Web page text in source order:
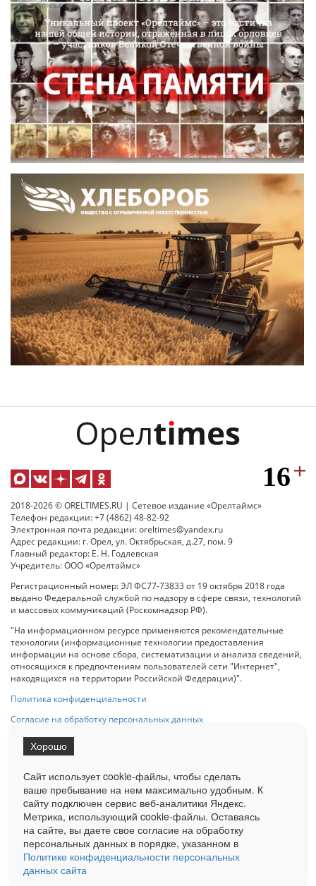
2018-2026 © ORELTIMES.RU | Сетевое издание «Орелтаймс»
Телефон редакции: +7 (4862) 48-82-92
Электронная почта редакции: oreltimes@yandex.ru
Адрес редакции: г. Орел, ул. Октябрьская, д.27, пом. 9
Главный редактор: Е. Н. Годлевская
Учредитель: ООО «Орелтаймс»
Регистрационный номер: ЭЛ ФС77-73833 от 19 октября 2018 года
выдано Федеральной службой по надзору в сфере связи, технологий
и массовых коммуникаций (Роскомнадзор РФ).
"На информационном ресурсе применяются рекомендательные
технологии (информационные технологии предоставления
информации на основе сбора, систематизации и анализа сведений,
относящихся к предпочтениям пользователей сети "Интернет",
находящихся на территории Российской Федерации)".
Политика конфиденциальности
Согласие на обработку персональных данных
на Сетевое издание «ОрелТаймс» обязательна.
Ограниченная статистика посещаемости доступна на сайте
Liveinternet.ru . Подробная статистика для рекламодателей по запросу
у менеджера.
Реклама Документы О нас Контакты
Сайт использует cookie-файлы, чтобы сделать
ваше пребывание на нем максимально удобным. К
cайту подключен сервис веб-аналитики Яндекс.
Метрика, использующий cookie-файлы. Оставаясь
на сайте, вы даете свое согласие на обработку
персональных данных в порядке, указанном в
Политике конфиденциальности персональных
данных сайта
Хорошо